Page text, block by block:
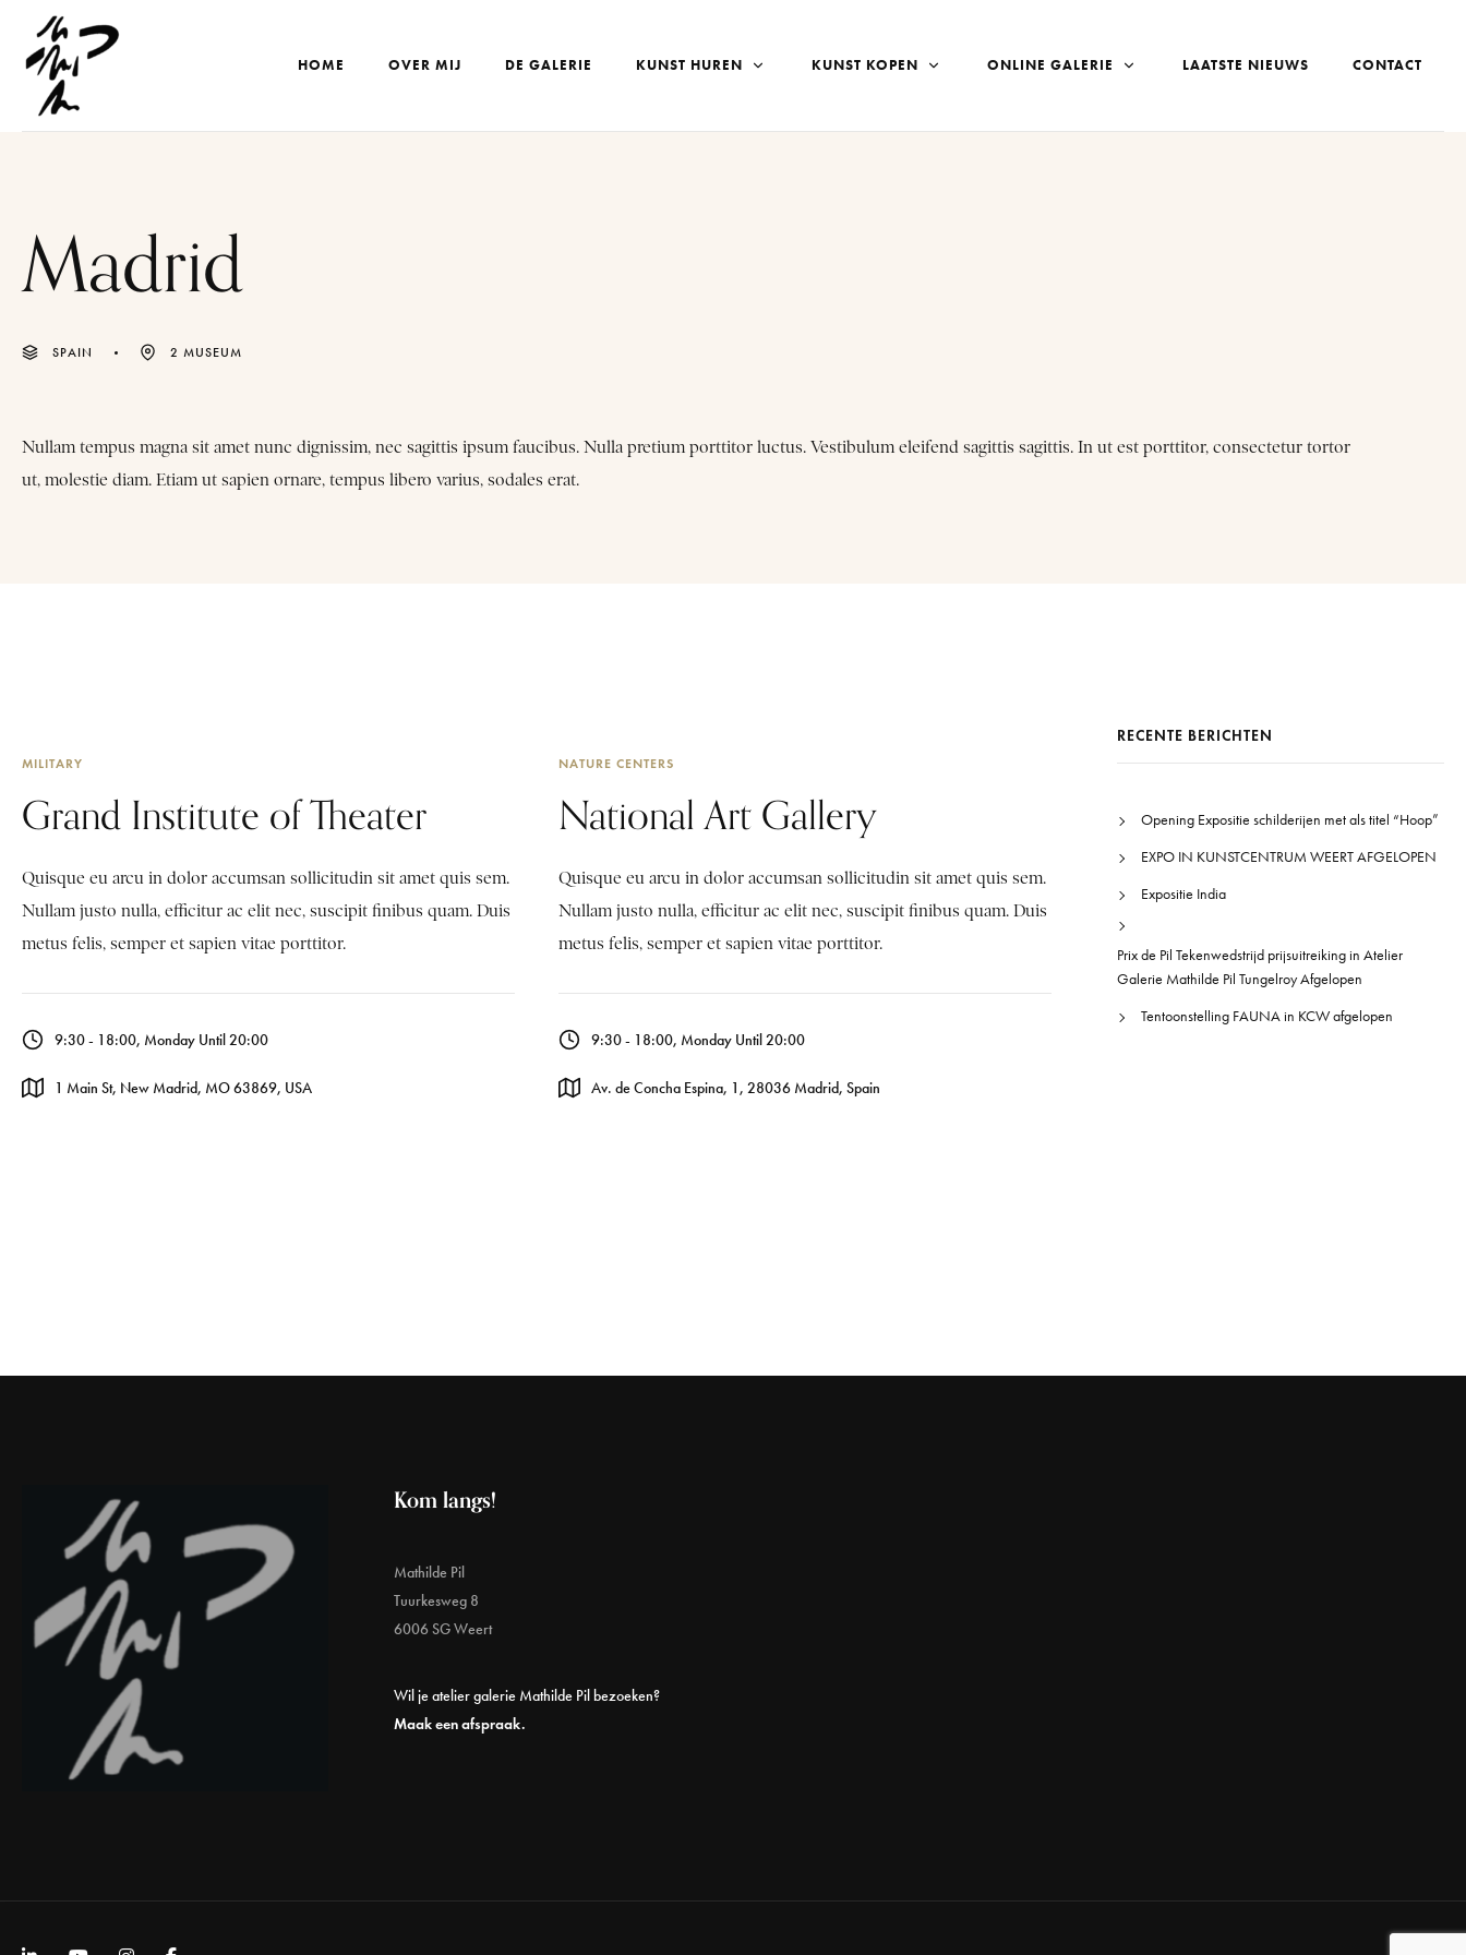
HOME OVER MIJ DE GALERIE KUNST HUREN KUNST KOPEN ONLINE GALERIE LAATSTE NIEUWS CONTACT
Madrid
SPAIN 2 MUSEUM
Nullam tempus magna sit amet nunc dignissim, nec sagittis ipsum faucibus. Nulla pretium porttitor luctus. Vestibulum eleifend sagittis sagittis. In ut est porttitor, consectetur tortor
ut, molestie diam. Etiam ut sapien ornare, tempus libero varius, sodales erat.
MILITARY
Grand Institute of Theater
Quisque eu arcu in dolor accumsan sollicitudin sit amet quis sem.
Nullam justo nulla, efficitur ac elit nec, suscipit finibus quam. Duis
metus felis, semper et sapien vitae porttitor.
9:30 - 18:00, Monday Until 20:00
1 Main St, New Madrid, MO 63869, USA
NATURE CENTERS
National Art Gallery
Quisque eu arcu in dolor accumsan sollicitudin sit amet quis sem.
Nullam justo nulla, efficitur ac elit nec, suscipit finibus quam. Duis
metus felis, semper et sapien vitae porttitor.
9:30 - 18:00, Monday Until 20:00
Av. de Concha Espina, 1, 28036 Madrid, Spain
RECENTE BERICHTEN
Opening Expositie schilderijen met als titel “Hoop”
EXPO IN KUNSTCENTRUM WEERT AFGELOPEN
Expositie India
Prix de Pil Tekenwedstrijd prijsuitreiking in Atelier
Galerie Mathilde Pil Tungelroy Afgelopen
Tentoonstelling FAUNA in KCW afgelopen
Kom langs!
Mathilde Pil
Tuurkesweg 8
6006 SG Weert
Wil je atelier galerie Mathilde Pil bezoeken?
Maak een afspraak.